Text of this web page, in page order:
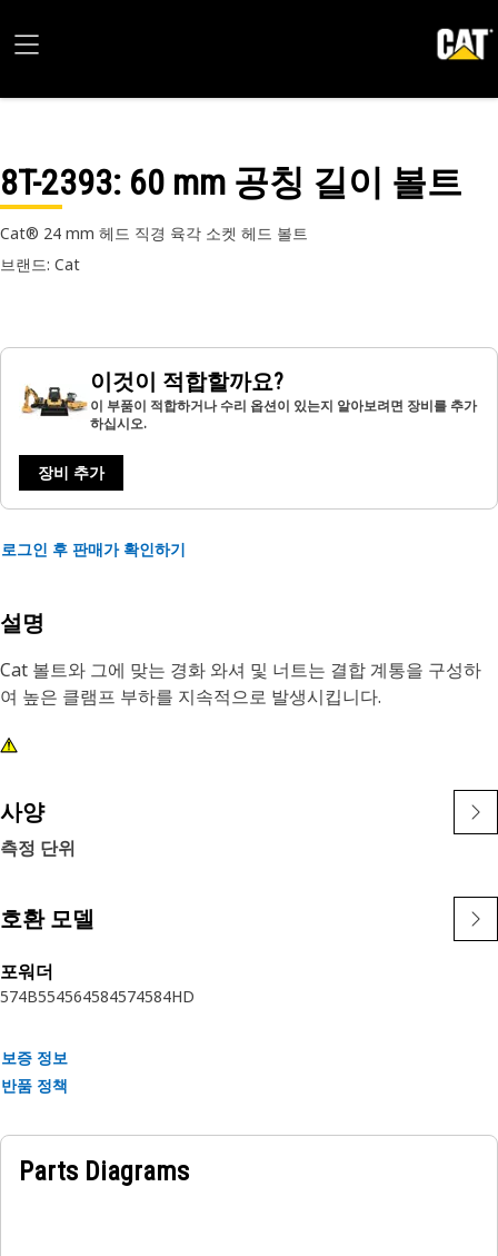
8T-2393: 60 mm 공칭 길이 볼트
Cat® 24 mm 헤드 직경 육각 소켓 헤드 볼트
브랜드: Cat
이것이 적합할까요?
이 부품이 적합하거나 수리 옵션이 있는지 알아보려면 장비를 추가
하십시오.
장비 추가
로그인 후 판매가 확인하기
설명
Cat 볼트와 그에 맞는 경화 와셔 및 너트는 결합 계통을 구성하
여 높은 클램프 부하를 지속적으로 발생시킵니다.
사양
측정 단위
호환 모델
포워더
574B554564584574584HD
보증 정보
반품 정책
Parts Diagrams